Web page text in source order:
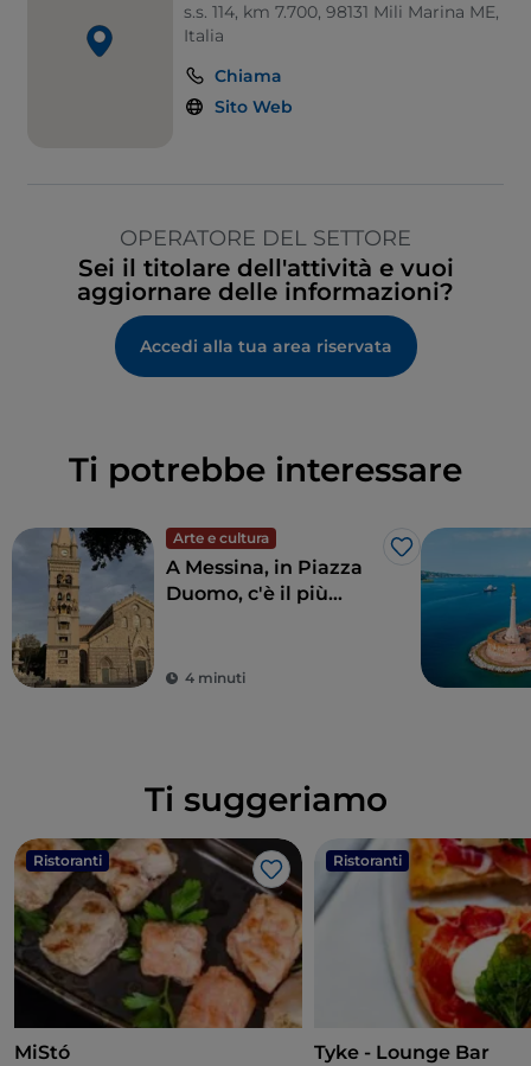
s.s. 114, km 7.700, 98131 Mili Marina ME,
Italia
Chiama
Sito Web
OPERATORE DEL SETTORE
Sei il titolare dell'attività e vuoi
aggiornare delle informazioni?
Accedi alla tua area riservata
Ti potrebbe interessare
Arte e cultura
Like
A Messina, in Piazza
Duomo, c'è il più
del mondo
4 minuti
Ti suggeriamo
Ristoranti
Like
MiStó
Ristoranti
Tyke - Lounge Bar